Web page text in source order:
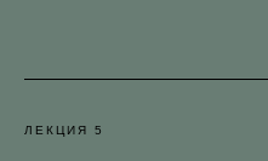
ЛЕКЦИЯ 5